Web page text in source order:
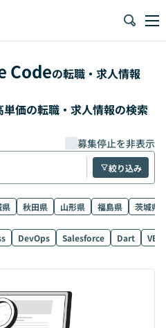
Codeの転職・求人情報
価の転職・求人情報の検索
募集停止を非表示
絞り込み
県 秋田県 山形県 福島県
茨城県
DevOps Salesforce Dart